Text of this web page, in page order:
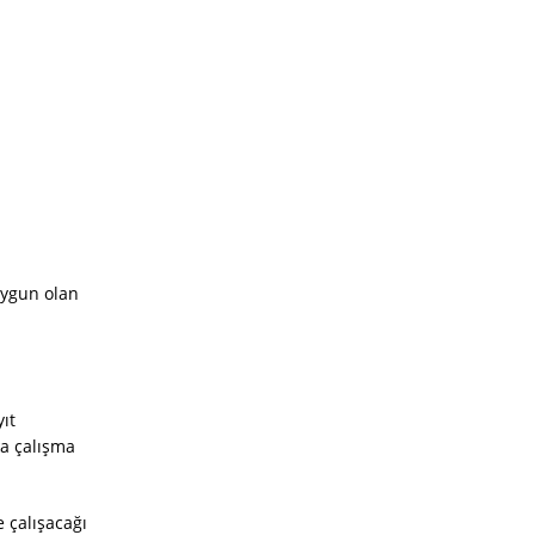
olan
çalışma